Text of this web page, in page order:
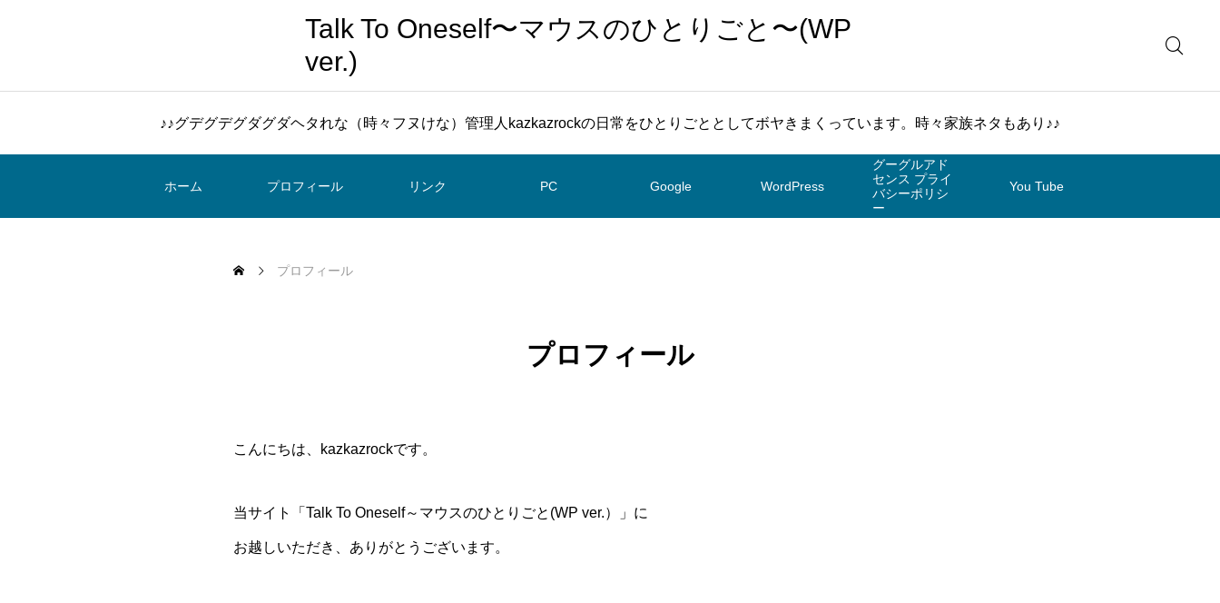
Talk To Oneself〜マウスのひとりごと〜(WP
ver.)
♪♪グデグデグダグダヘタれな（時々フヌけな）管理人kazkazrockの日常をひとりごととしてボヤきまくっています。時々家族ネタもあり♪♪
ホーム プロフィール リンク PC Google WordPress
グーグルアド
センス プライ
バシーポリシ
ー
You Tube
プロフィール
プロフィール
こんにちは、kazkazrockです。
当サイト「Talk To Oneself～マウスのひとりごと(WP ver.）」に
お越しいただき、ありがとうございます。